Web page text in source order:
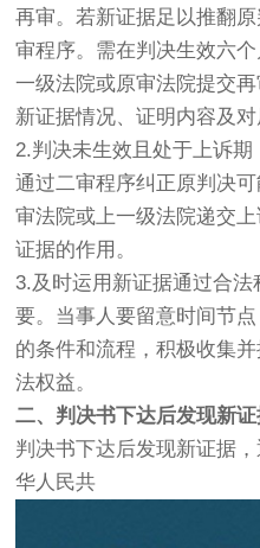
再审。若新证据足以推翻
审程序。需在判决生效六
一级法院或原审法院提交
新证据情况、证明内容及对
2.判决未生效且处于上诉期
通过二审程序纠正原判决
审法院或上一级法院递交
证据的作用。
3.及时运用新证据通过合
要。当事人要留意时间节
的条件和流程，积极收集
法权益。
二、判决书下达后发现新
判决书下达后发现新证据
华人民共